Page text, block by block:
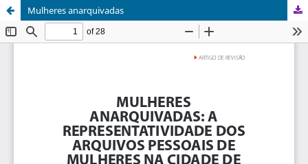
Mulheres anarquivadas